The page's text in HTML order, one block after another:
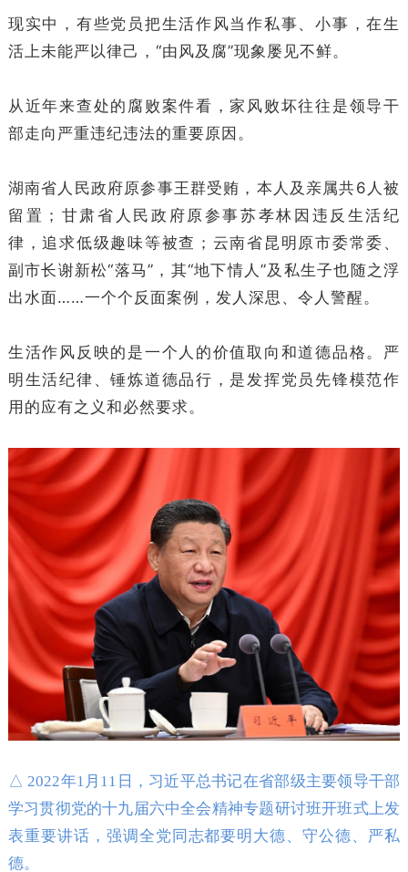
现实中，有些党员把生活作风当作私事、小事，在生
活上未能严以律己，“由风及腐”现象屡见不鲜。
从近年来查处的腐败案件看，家风败坏往往是领导干
部走向严重违纪违法的重要原因。
湖南省人民政府原参事王群受贿，本人及亲属共6人被
留置；甘肃省人民政府原参事苏孝林因违反生活纪
律，追求低级趣味等被查；云南省昆明原市委常委、
副市长谢新松“落马”，其“地下情人”及私生子也随之浮
出水面……一个个反面案例，发人深思、令人警醒。
生活作风反映的是一个人的价值取向和道德品格。严
明生活纪律、锤炼道德品行，是发挥党员先锋模范作
用的应有之义和必然要求。
△ 2022年1月11日，习近平总书记在省部级主要领导干部
学习贯彻党的十九届六中全会精神专题研讨班开班式上发
表重要讲话，强调全党同志都要明大德、守公德、严私
德。